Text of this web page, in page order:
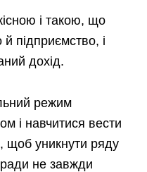
і такою, що
підприємство, і
дохід.
режим
і навчитися вести
щоб уникнути ряду
не завжди